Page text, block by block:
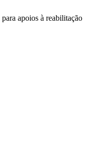
apoios à reabilitação